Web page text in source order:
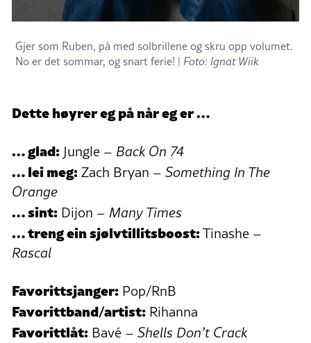
Gjer som Ruben, på med solbrillene og skru opp volumet.
No er det sommar, og snart ferie! | Foto: Ignat Wiik
Dette høyrer eg på når eg er …
… glad: Jungle – Back On 74
… lei meg:Zach Bryan – Something In The
Orange
… sint: Dijon – Many Times
… treng ein sjølvtillitsboost:Tinashe –
Rascal
Favorittsjanger: Pop/RnB
Favorittband/artist: Rihanna
Favorittlåt: Bavé – Shells Don’t Crack